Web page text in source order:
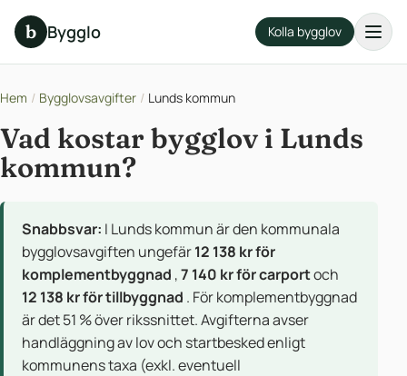
b Bygglo Kolla bygglov
Hem / Bygglovsavgifter / Lunds kommun
Vad kostar bygglov i Lunds
kommun?
Snabbsvar: I Lunds kommun är den kommunala
bygglovsavgiften ungefär12 138 kr för
komplementbyggnad ,7 140 kr för carportoch
12 138 kr för tillbyggnad . För komplementbyggnad
är det 51 % över rikssnittet. Avgifterna avser
handläggning av lov och startbesked enligt
kommunens taxa (exkl. eventuell